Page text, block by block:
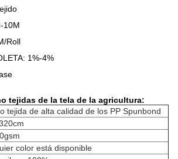
10M
Roll
1%-4%
tejidas de la tela de la agricultura:
tejida de alta calidad de los PP Spunbond
color está disponible